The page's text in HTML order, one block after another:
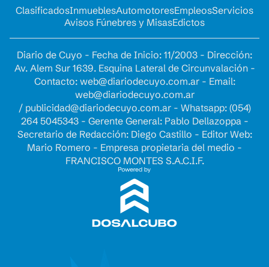
ClasificadosInmueblesAutomotoresEmpleosServicios
Avisos Fúnebres y MisasEdictos
Diario de Cuyo - Fecha de Inicio: 11/2003 - Dirección:
Av. Alem Sur 1639. Esquina Lateral de Circunvalación -
Contacto: web@diariodecuyo.com.ar- Email:
web@diariodecuyo.com.ar
/ publicidad@diariodecuyo.com.ar- Whatsapp: (054)
264 5045343 - Gerente General: Pablo Dellazoppa -
Secretario de Redacción: Diego Castillo - Editor Web:
Mario Romero - Empresa propietaria del medio -
FRANCISCO MONTES S.A.C.I.F.